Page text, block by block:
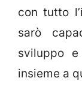
con tutto
sarò
sviluppo
insieme a